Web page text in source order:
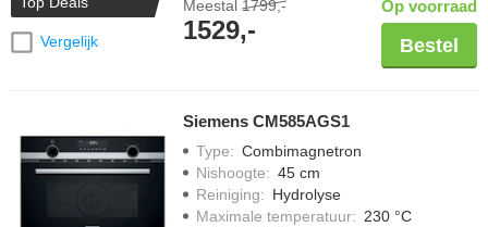
Vergelijk
Meestal 1799,-
1529,-
Op voorraad
Bestel
Siemens CM585AGS1
Type: Combimagnetron
Nishoogte: 45 cm
Reiniging: Hydrolyse
Maximale temperatuur: 230 °C